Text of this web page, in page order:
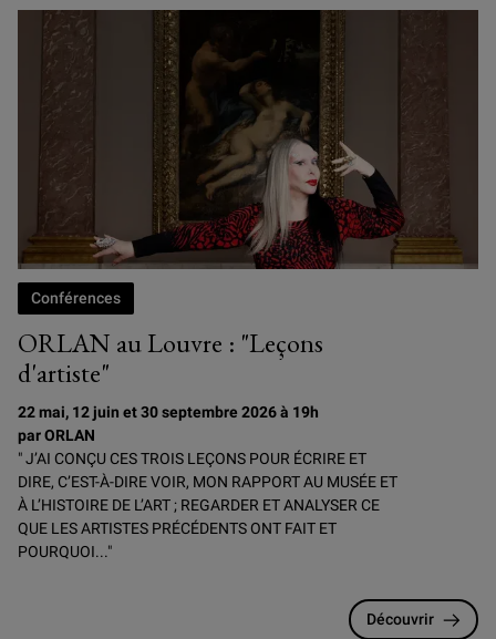
ORLAN au Louvre : "Leçons
d'artiste"
Conférences
22 mai, 12 juin et 30 septembre 2026 à 19h
par ORLAN
" J’AI CONÇU CES TROIS LEÇONS POUR ÉCRIRE ET
DIRE, C’EST-À-DIRE VOIR, MON RAPPORT AU MUSÉE ET
À L’HISTOIRE DE L’ART ; REGARDER ET ANALYSER CE
QUE LES ARTISTES PRÉCÉDENTS ONT FAIT ET
POURQUOI..."
Découvrir